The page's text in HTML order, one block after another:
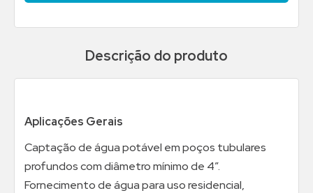
Descrição do produto
Aplicações Gerais
Captação de água potável em poços tubulares
profundos com diâmetro mínimo de 4”.
Fornecimento de água para uso residencial,